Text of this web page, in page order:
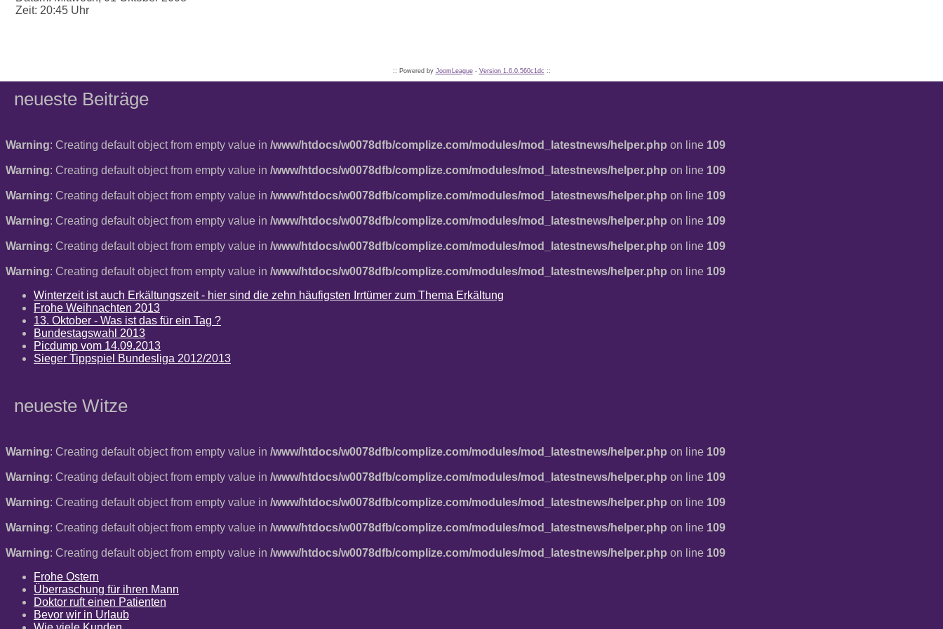
Zeit: 20:45 Uhr
:: Powered by JoomLeague- Version 1.6.0.560c1dc ::
neueste Beiträge
Warning: Creating default object from empty value in /www/htdocs/w0078dfb/complize.com/modules/mod_latestnews/helper.php on line 109
Warning: Creating default object from empty value in /www/htdocs/w0078dfb/complize.com/modules/mod_latestnews/helper.php on line 109
Warning: Creating default object from empty value in /www/htdocs/w0078dfb/complize.com/modules/mod_latestnews/helper.php on line 109
Warning: Creating default object from empty value in /www/htdocs/w0078dfb/complize.com/modules/mod_latestnews/helper.php on line 109
Warning: Creating default object from empty value in /www/htdocs/w0078dfb/complize.com/modules/mod_latestnews/helper.php on line 109
Warning: Creating default object from empty value in /www/htdocs/w0078dfb/complize.com/modules/mod_latestnews/helper.php on line 109
Winterzeit ist auch Erkältungszeit - hier sind die zehn häufigsten Irrtümer zum Thema Erkältung
Frohe Weihnachten 2013
13. Oktober - Was ist das für ein Tag ?
Bundestagswahl 2013
Picdump vom 14.09.2013
Sieger Tippspiel Bundesliga 2012/2013
neueste Witze
Warning: Creating default object from empty value in /www/htdocs/w0078dfb/complize.com/modules/mod_latestnews/helper.php on line 109
Warning: Creating default object from empty value in /www/htdocs/w0078dfb/complize.com/modules/mod_latestnews/helper.php on line 109
Warning: Creating default object from empty value in /www/htdocs/w0078dfb/complize.com/modules/mod_latestnews/helper.php on line 109
Warning: Creating default object from empty value in /www/htdocs/w0078dfb/complize.com/modules/mod_latestnews/helper.php on line 109
Warning: Creating default object from empty value in /www/htdocs/w0078dfb/complize.com/modules/mod_latestnews/helper.php on line 109
Frohe Ostern
Überraschung für ihren Mann
Doktor ruft einen Patienten
Bevor wir in Urlaub